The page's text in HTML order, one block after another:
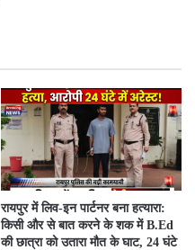
रायपुर में लिव-इन पार्टनर बना हत्यारा:
किसी और से बात करने के शक में B.Ed
की छात्रा को उतारा मौत के घाट, 24 घंटे